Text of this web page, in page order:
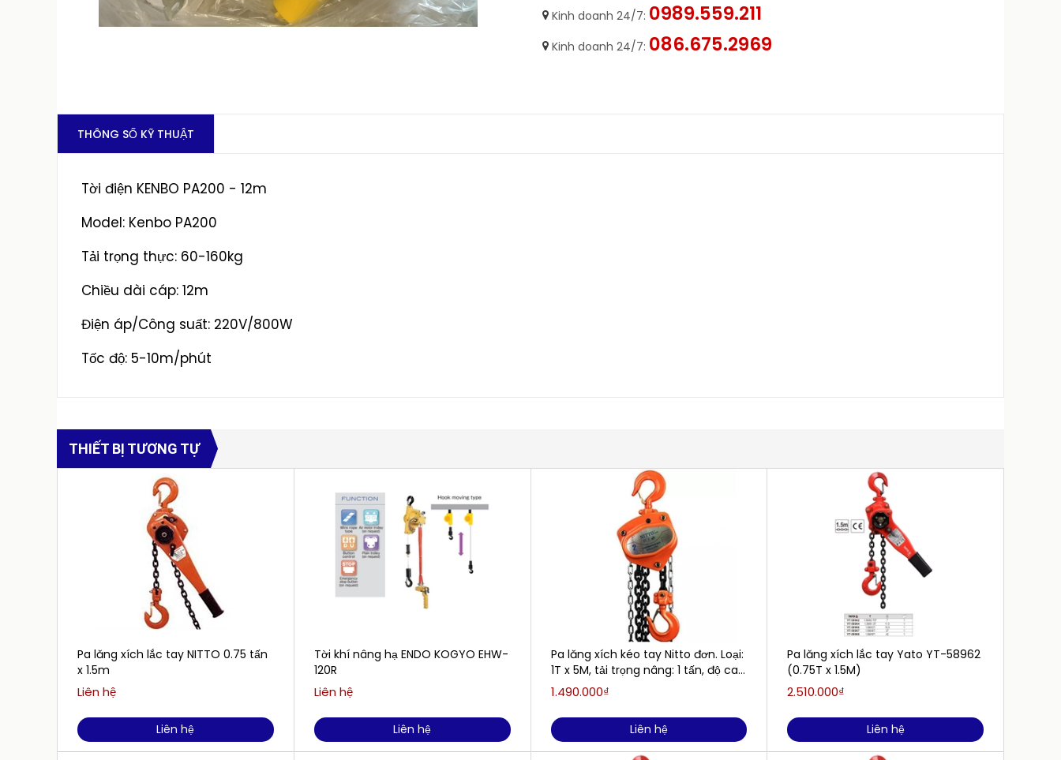
Kinh doanh 24/7: 0989.559.211
Kinh doanh 24/7: 086.675.2969
THÔNG SỐ KỸ THUẬT
Tời điện KENBO PA200 - 12m
Model: Kenbo PA200
Tải trọng thực: 60-160kg
Chiều dài cáp: 12m
Điện áp/Công suất: 220V/800W
Tốc độ: 5-10m/phút
THIẾT BỊ TƯƠNG TỰ
Pa lăng xích lắc tay NITTO 0.75 tấn
x 1.5m
Liên hệ
Liên hệ
Tời khí nâng hạ ENDO KOGYO EHW-
120R
Liên hệ
Liên hệ
Pa lăng xích kéo tay Nitto đơn. Loại:
1T x 5M, tải trọng nâng: 1 tấn, độ cao
nâng: 5m, hàng mới 100%
1.490.000₫
Liên hệ
Pa lăng xích lắc tay Yato YT-58962
(0.75T x 1.5M)
2.510.000₫
Liên hệ